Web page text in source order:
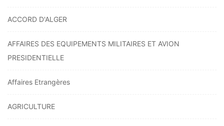
ACCORD D'ALGER
AFFAIRES DES EQUIPEMENTS MILITAIRES ET AVION
PRESIDENTIELLE
Affaires Etrangères
AGRICULTURE